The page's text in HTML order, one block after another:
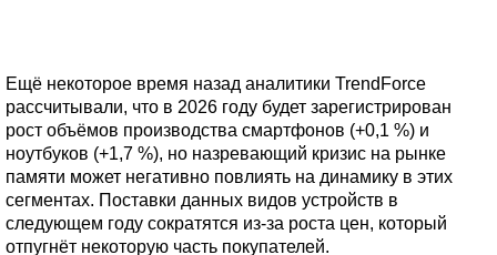
Ещё некоторое время назад аналитики TrendForce
рассчитывали, что в 2026 году будет зарегистрирован
рост объёмов производства смартфонов (+0,1 %) и
ноутбуков (+1,7 %), но назревающий кризис на рынке
памяти может негативно повлиять на динамику в этих
сегментах. Поставки данных видов устройств в
следующем году сократятся из-за роста цен, который
отпугнёт некоторую часть покупателей.